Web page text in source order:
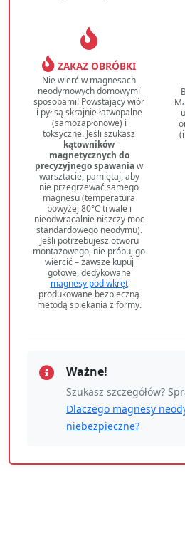
ZAKAZ OBRÓBKI
Nie wierć w magnesach
neodymowych domowymi
sposobami! Powstający wiór
i pył są skrajnie łatwopalne
(samozapłonowe) i
toksyczne. Jeśli szukasz
kątowników
magnetycznych do
precyzyjnego spawaniaw
warsztacie, pamiętaj, aby
nie przegrzewać samego
magnesu (temperatura
powyżej 80°C trwale i
nieodwracalnie niszczy moc
standardowego neodymu).
Jeśli potrzebujesz otworu
montażowego, nie próbuj go
wiercić – zawsze kupuj
gotowe, dedykowane
magnesy pod wkręt
produkowane bezpieczną
metodą spiekania z formy.
Ważne!
Szukasz szczegółów?
Dlaczego magnesy
niebezpieczne?